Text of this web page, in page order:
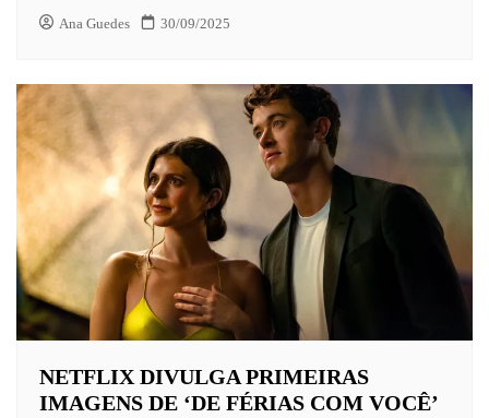
Ana Guedes 30/09/2025
NETFLIX DIVULGA PRIMEIRAS
IMAGENS DE ‘DE FÉRIAS COM VOCÊ’